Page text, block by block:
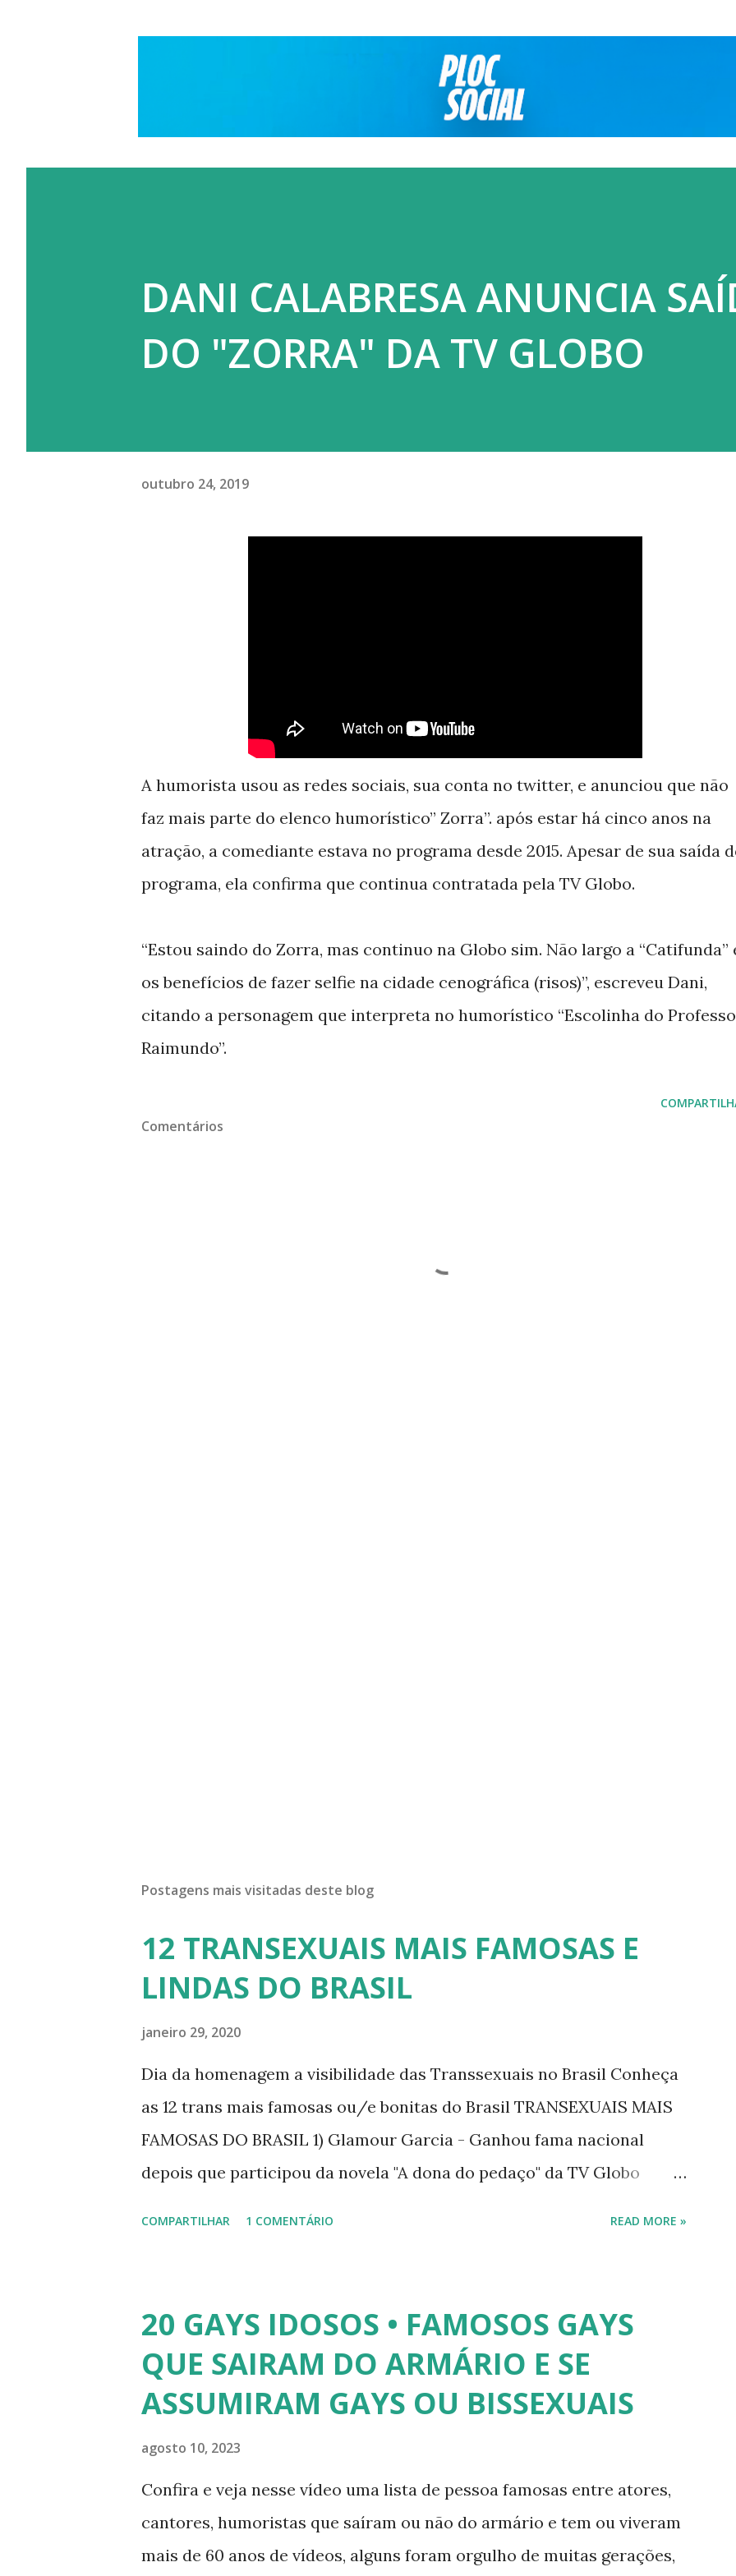
DANI CALABRESA ANUNCIA
DO "ZORRA" DA TV GLOBO
outubro 24, 2019
A humorista usou as redes sociais, sua conta no twitter, e anunciou que não
faz mais parte do elenco humorístico” Zorra”. após estar há cinco anos na
atração, a comediante estava no programa desde 2015. Apesar de sua saída
programa, ela confirma que continua contratada pela TV Globo.
“Estou saindo do Zorra, mas continuo na Globo sim. Não largo a “Catifunda”
os benefícios de fazer selfie na cidade cenográfica (risos)”, escreveu Dani,
citando a personagem que interpreta no humorístico “Escolinha do
Raimundo”.
Comentários
Postagens mais visitadas deste blog
12 TRANSEXUAIS MAIS FAMOSAS E
LINDAS DO BRASIL
janeiro 29, 2020
Dia da homenagem a visibilidade das Transsexuais no Brasil Conheça
as 12 trans mais famosas ou/e bonitas do Brasil TRANSEXUAIS MAIS
FAMOSAS DO BRASIL 1) Glamour Garcia - Ganhou fama nacional
depois que participou da novela "A dona do pedaço" da TV Globo
busca de ser feliz, e não para agradar a um homem. 3) Léo Aquilla -
Apresenta o programa "A Tarde é Sua", na Rede TV, ao lado de Sonia
Abrão. A loira também participou do reality show "A Fazenda", exibido
affair do ex-jogador Romário. 5) Ariadna Arantes - Ariadna Arantes
ficou nacionalmente conhecida após sua ...
COMPARTILHAR 1 COMENTÁRIO READ MORE »
20 GAYS IDOSOS • FAMOSOS GAYS
QUE SAIRAM DO ARMÁRIO E SE
ASSUMIRAM GAYS OU BISSEXUAIS
agosto 10, 2023
Confira e veja nesse vídeo uma lista de pessoa famosas entre atores,
cantores, humoristas que saíram ou não do armário e tem ou viveram
mais de 60 anos de vídeos, alguns foram orgulho de muitas gerações,